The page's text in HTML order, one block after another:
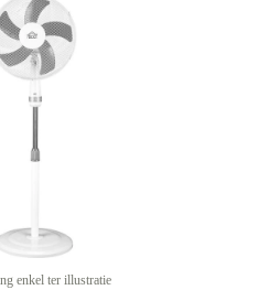
enkel ter illustratie